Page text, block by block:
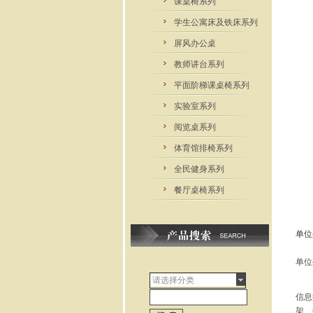
学生公寓床及铁床系列
屏风办公桌
教师讲台系列
平面阶梯课桌椅系列
实验室系列
阅览桌系列
体育馆排椅系列
全民健身系列
餐厅桌椅系列
请选择分类
单
单
信
架